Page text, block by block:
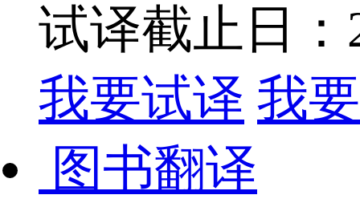
试译截止日：
我要试译 我
图书翻译